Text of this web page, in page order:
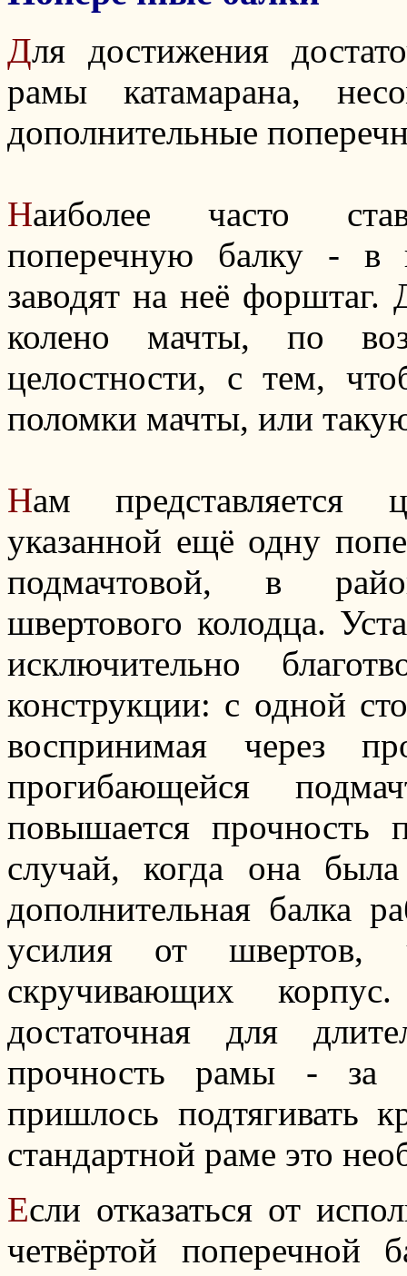
Для достижения
рамы катамарана,
дополнительные
Наиболее часто
поперечную балку - в
заводят на неё
колено мачты, по
целостности, с тем,
поломки мачты, или
Нам представляется
указанной ещё одну
подмачтовой, в
швертового колодца.
исключительно
конструкции: с одной
воспринимая через
прогибающейся
повышается прочность
случай, когда она
дополнительная балка
усилия от швертов,
скручивающих
достаточная для
прочность рамы - за
пришлось подтягивать
стандартной раме это
Если отказаться от
четвёртой поперечной